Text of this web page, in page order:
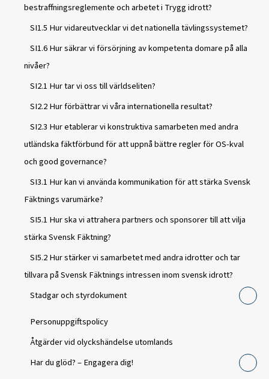
bestraffningsreglemente och arbetet i Trygg idrott?
SI1.5 Hur vidareutvecklar vi det nationella tävlingssystemet?
SI1.6 Hur säkrar vi försörjning av kompetenta domare på alla
nivåer?
SI2.1 Hur tar vi oss till världseliten?
SI2.2 Hur förbättrar vi våra internationella resultat?
SI2.3 Hur etablerar vi konstruktiva samarbeten med andra
utländska fäktförbund för att uppnå bättre regler för OS-kval
och good governance?
SI3.1 Hur kan vi använda kommunikation för att stärka Svensk
Fäktnings varumärke?
SI5.1 Hur ska vi attrahera partners och sponsorer till att vilja
stärka Svensk Fäktning?
SI5.2 Hur stärker vi samarbetet med andra idrotter och tar
tillvara på Svensk Fäktnings intressen inom svensk idrott?
Stadgar och styrdokument
Personuppgiftspolicy
Åtgärder vid olyckshändelse utomlands
Har du glöd? – Engagera dig!